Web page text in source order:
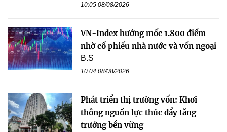
10:05 08/08/2026
VN-Index hướng mốc 1.800 điểm
nhờ cổ phiếu nhà nước và vốn ngoại
B.S
10:04 08/08/2026
Phát triển thị trường vốn: Khơi
thông nguồn lực thúc đẩy tăng
trưởng bền vững